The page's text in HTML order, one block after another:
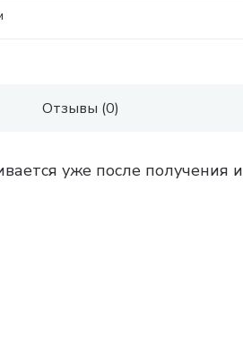
Отзывы (0)
уже после получения и